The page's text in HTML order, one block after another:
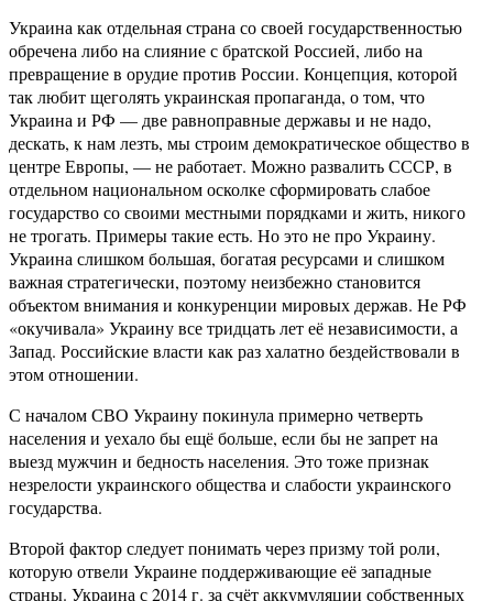
Украина как отдельная страна со своей государственностью
обречена либо на слияние с братской Россией, либо на
превращение в орудие против России. Концепция, которой
так любит щеголять украинская пропаганда, о том, что
Украина и РФ — две равноправные державы и не надо,
дескать, к нам лезть, мы строим демократическое общество в
центре Европы, — не работает. Можно развалить СССР, в
отдельном национальном осколке сформировать слабое
государство со своими местными порядками и жить, никого
не трогать. Примеры такие есть. Но это не про Украину.
Украина слишком большая, богатая ресурсами и слишком
важная стратегически, поэтому неизбежно становится
объектом внимания и конкуренции мировых держав. Не РФ
«окучивала» Украину все тридцать лет её независимости, а
Запад. Российские власти как раз халатно бездействовали в
этом отношении.
С началом СВО Украину покинула примерно четверть
населения и уехало бы ещё больше, если бы не запрет на
выезд мужчин и бедность населения. Это тоже признак
незрелости украинского общества и слабости украинского
государства.
Второй фактор следует понимать через призму той роли,
которую отвели Украине поддерживающие её западные
страны. Украина с 2014 г. за счёт аккумуляции собственных